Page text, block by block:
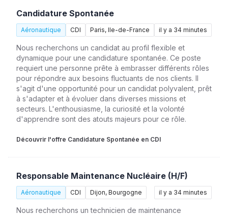
Candidature Spontanée
Aéronautique CDI Paris, Ile-de-France il y a 34 minutes
Nous recherchons un candidat au profil flexible et
dynamique pour une candidature spontanée. Ce poste
requiert une personne prête à embrasser différents rôles
pour répondre aux besoins fluctuants de nos clients. Il
s'agit d'une opportunité pour un candidat polyvalent, prêt
à s'adapter et à évoluer dans diverses missions et
secteurs. L'enthousiasme, la curiosité et la volonté
d'apprendre sont des atouts majeurs pour ce rôle.
Découvrir l'offre Candidature Spontanée en CDI
Responsable Maintenance Nucléaire (H/F)
Aéronautique CDI Dijon, Bourgogne il y a 34 minutes
Nous recherchons un technicien de maintenance